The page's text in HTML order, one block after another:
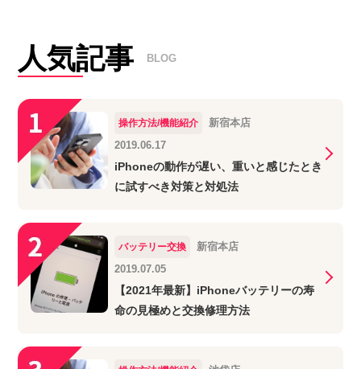
人気記事 BLOG
操作方法/機能紹介
新宿本店
2019.06.17
iPhoneの動作が遅い、重いと感じたとき
に試すべき対策と対処法
バッテリー交換
新宿本店
2019.07.05
【2021年最新】iPhoneバッテリーの寿
命の見極めと交換修理方法